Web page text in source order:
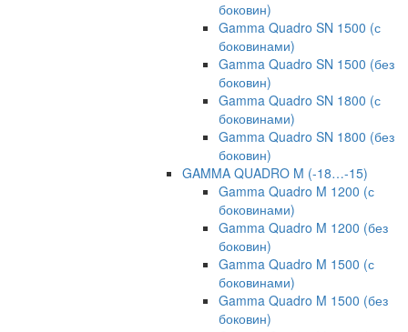
боковин)
Gamma Quadro SN 1500 (с
боковинами)
Gamma Quadro SN 1500 (без
боковин)
Gamma Quadro SN 1800 (с
боковинами)
Gamma Quadro SN 1800 (без
боковин)
GAMMA QUADRO M (-18…-15)
Gamma Quadro M 1200 (с
боковинами)
Gamma Quadro M 1200 (без
боковин)
Gamma Quadro M 1500 (с
боковинами)
Gamma Quadro M 1500 (без
боковин)